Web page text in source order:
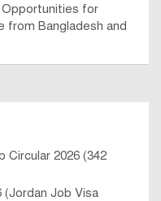
for
from Bangladesh and
Circular 2026 (342
(Jordan Job Visa